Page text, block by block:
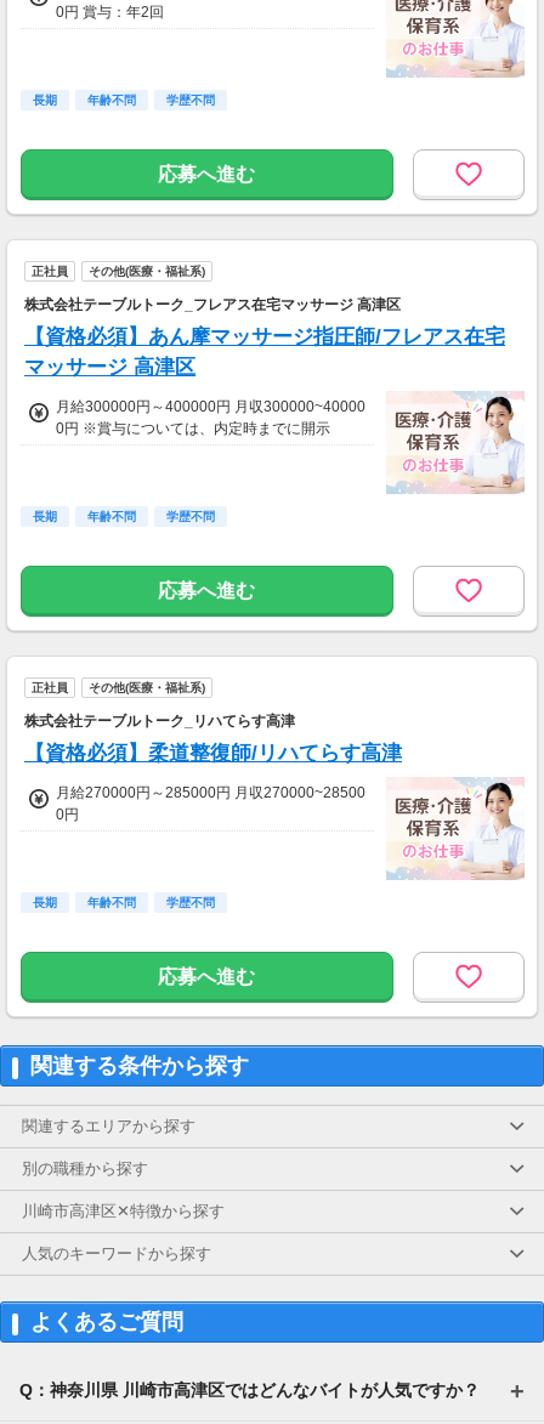
0円 賞与：年2回
長期 年齢不問 学歴不問
応募へ進む
正社員 その他(医療・福祉系)
株式会社テーブルトーク_フレアス在宅マッサージ 高津区
【資格必須】あん摩マッサージ指圧師/フレアス在宅
マッサージ 高津区
月給300000円～400000円 月収300000~40000
0円 ※賞与については、内定時までに開示
長期 年齢不問 学歴不問
応募へ進む
正社員 その他(医療・福祉系)
株式会社テーブルトーク_リハてらす高津
【資格必須】柔道整復師/リハてらす高津
月給270000円～285000円 月収270000~28500
0円
長期 年齢不問 学歴不問
応募へ進む
関連する条件から探す
関連するエリアから探す
別の職種から探す
川崎市高津区✕特徴から探す
人気のキーワードから探す
よくあるご質問
Q：神奈川県 川崎市高津区ではどんなバイトが人気ですか？